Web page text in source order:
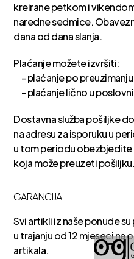
kreirane petkom i
naredne sedmice.
dana od dana slanja.
Plaćanje možete izvršiti:
- plaćanje po preuzimanju
- plaćanje lično u
Dostavna služba pošiljke
na adresu za isporuku u
u tom periodu obezbjedite
koja može preuzeti pošiljku.
GARANCIJA
Svi artikli iz naše ponude
u trajanju od 12 mjeseci na
artikala.